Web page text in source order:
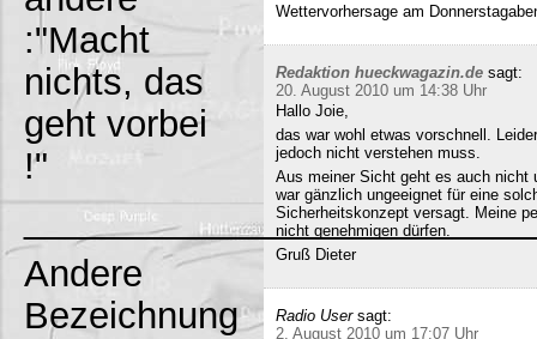
:"Macht
nichts, das
geht vorbei
!"
Andere
Bezeichnung
Wettervorhersage am
Redaktion hueckwagazin.de sagt:
20. August 2010 um 14:38 Uhr
Hallo Joie,
das war wohl etwas vorschnell.
jedoch nicht verstehen muss.
Aus meiner Sicht geht es auch nicht
war gänzlich ungeeignet für eine
Sicherheitskonzept versagt. Meine
nicht genehmigen dürfen.
Gruß Dieter
Radio User sagt:
2. August 2010 um 17:07 Uhr